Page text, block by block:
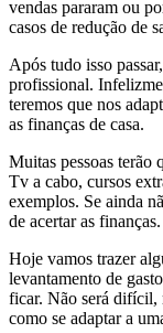
vendas pararam ou
casos de redução de
Após tudo isso
profissional.
teremos que nos
as finanças de casa.
Muitas pessoas terão
Tv a cabo, cursos
exemplos. Se ainda
de acertar as finanças.
Hoje vamos trazer
levantamento de
ficar. Não será difícil,
como se adaptar a